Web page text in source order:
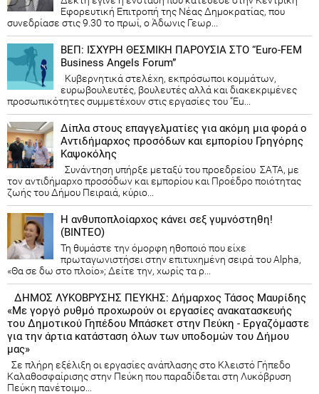
Εφορευτική Επιτροπή της Νέας Δημοκρατίας, που
συνεδρίασε στις 9.30 το πρωί, ο Άδωνις Γεωρ...
ΒΕΠ: ΙΣΧΥΡΗ ΘΕΣΜΙΚΗ ΠΑΡΟΥΣΙΑ ΣΤΟ “Euro-FEM
Business Angels Forum”
Κυβερνητικά στελέχη, εκπρόσωποι κομμάτων,
ευρωβουλευτές, βουλευτές αλλά και διακεκριμένες
προσωπικότητες συμμετέχουν στις εργασίες του “Eu...
Δίπλα στους επαγγελματίες για ακόμη μια φορά ο
Αντιδήμαρχος προσόδων και εμπορίου Γρηγόρης
Καψοκόλης
Συνάντηση υπήρξε μεταξύ του προεδρείου ΣΑΤΑ, με
τον αντιδήμαρχο προσόδων και εμπορίου και Προέδρο ποιότητας
ζωής του Δήμου Πειραιά, κύριο...
Η ανθυποπλοίαρχος κάνει σεξ γυμνόστηθη!
(ΒΙΝΤΕΟ)
Τη θυμάστε την όμορφη ηθοποιό που είχε
πρωταγωνιστήσει στην επιτυχημένη σειρά του Alpha,
«Θα σε δω στο πλοίο»; Δείτε την, χωρίς τα ρ...
ΔΗΜΟΣ ΛΥΚΟΒΡΥΣΗΣ ΠΕΥΚΗΣ: Δήμαρχος Τάσος Μαυρίδης
«Με γοργό ρυθμό προχωρούν οι εργασίες ανακατασκευής
του Δημοτικού Γηπέδου Μπάσκετ στην Πεύκη - Εργαζόμαστε
για την άρτια κατάσταση όλων των υποδομών του Δήμου
μας»
Σε πλήρη εξέλιξη οι εργασίες ανάπλασης στο Κλειστό Γήπεδο
Καλαθοσφαίρισης στην Πεύκη που παραδίδεται στη Λυκόβρυση
Πεύκη πανέτοιμο...